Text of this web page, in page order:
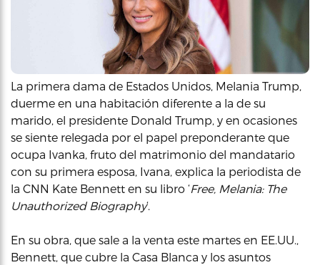
La primera dama de Estados Unidos, Melania Trump,
duerme en una habitación diferente a la de su
marido, el presidente Donald Trump, y en ocasiones
se siente relegada por el papel preponderante que
ocupa Ivanka, fruto del matrimonio del mandatario
con su primera esposa, Ivana, explica la periodista de
la CNN Kate Bennett en su libro ‘Free, Melania: The
Unauthorized Biography‘.
En su obra, que sale a la venta este martes en EE.UU.,
Bennett, que cubre la Casa Blanca y los asuntos